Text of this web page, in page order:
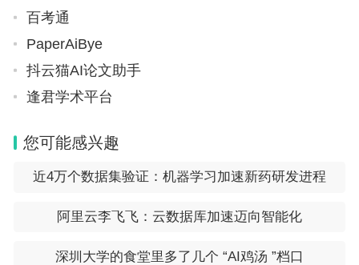
百考通
PaperAiBye
抖云猫AI论文助手
逢君学术平台
您可能感兴趣
近4万个数据集验证：机器学习加速新药研发进程
阿里云李飞飞：云数据库加速迈向智能化
深圳大学的食堂里多了几个 “AI鸡汤 ”档口